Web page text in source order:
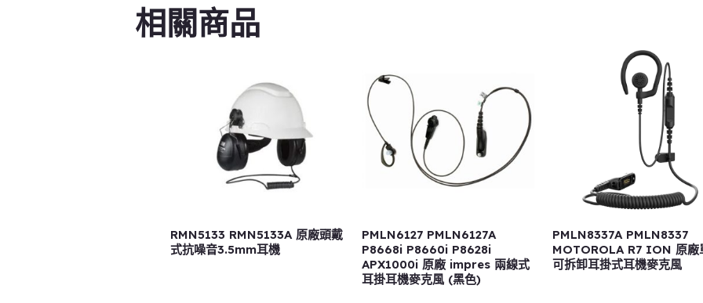
相關商品
RMN5133 RMN5133A 原廠頭戴
式抗噪音3.5mm耳機
PMLN6127 PMLN6127A
P8668i P8660i P8628i
APX1000i 原廠 impres 兩線式
耳掛耳機麥克風 (黑色)
PMLN8337A PMLN8337
MOTOROLA R7 ION 原廠
可拆卸耳掛式耳機麥克風